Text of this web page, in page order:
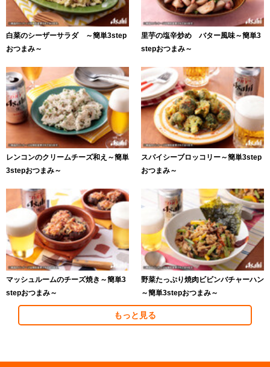
白菜のシーザーサラダ ～簡単3step
おつまみ～
里芋の塩辛炒め バター風味～簡単3
stepおつまみ～
レンコンのクリームチーズ和え～簡単
3stepおつまみ～
スパイシーブロッコリー～簡単3step
おつまみ～
マッシュルームのチーズ焼き～簡単3
stepおつまみ～
野菜たっぷり焼肉ビビンバチャーハン
～簡単3stepおつまみ～
もっと見る